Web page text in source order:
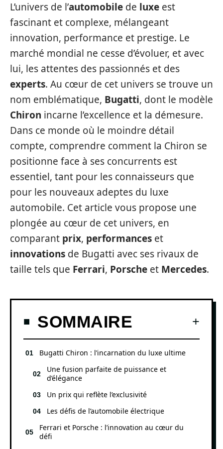
L’univers de l’automobile de luxe est
fascinant et complexe, mélangeant
innovation, performance et prestige. Le
marché mondial ne cesse d’évoluer, et avec
lui, les attentes des passionnés et des
experts. Au cœur de cet univers se trouve un
nom emblématique, Bugatti, dont le modèle
Chiron incarne l’excellence et la démesure.
Dans ce monde où le moindre détail
compte, comprendre comment la Chiron se
positionne face à ses concurrents est
essentiel, tant pour les connaisseurs que
pour les nouveaux adeptes du luxe
automobile. Cet article vous propose une
plongée au cœur de cet univers, en
comparant prix, performances et
innovations de Bugatti avec ses rivaux de
taille tels que Ferrari, Porsche et Mercedes.
SOMMAIRE
Bugatti Chiron : l’incarnation du luxe ultime
Une fusion parfaite de puissance et
d’élégance
Un prix qui reflète l’exclusivité
Les défis de l’automobile électrique
Ferrari et Porsche : l’innovation au cœur du
défi